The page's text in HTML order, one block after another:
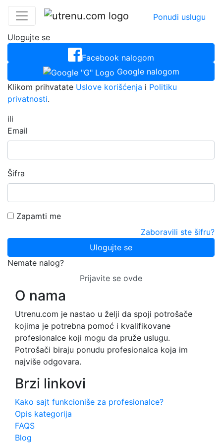
Ponudi uslugu
Ulogujte se
Facebook nalogom
Google nalogom
Klikom prihvatate Uslove korišćenja i Politiku
privatnosti.
ili
Email
Šifra
Zapamti me
Zaboravili ste šifru?
Ulogujte se
Nemate nalog?
Prijavite se ovde
O nama
Utrenu.com je nastao u želji da spoji potrošače
kojima je potrebna pomoć i kvalifikovane
profesionalce koji mogu da pruže uslugu.
Potrošači biraju ponudu profesionalca koja im
najviše odgovara.
Brzi linkovi
Kako sajt funkcioniše za profesionalce?
Opis kategorija
FAQS
Blog